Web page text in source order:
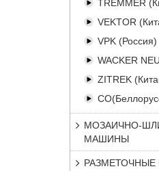
TREMMER
VEKTOR
VPK (Россия)
WACKER
ZITREK
МОЗАИЧНО-
МАШИНЫ